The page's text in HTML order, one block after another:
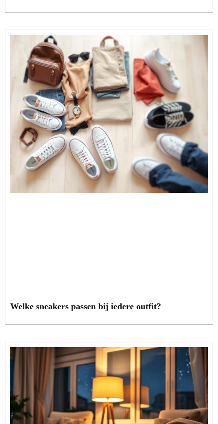
Welke sneakers passen bij iedere outfit?